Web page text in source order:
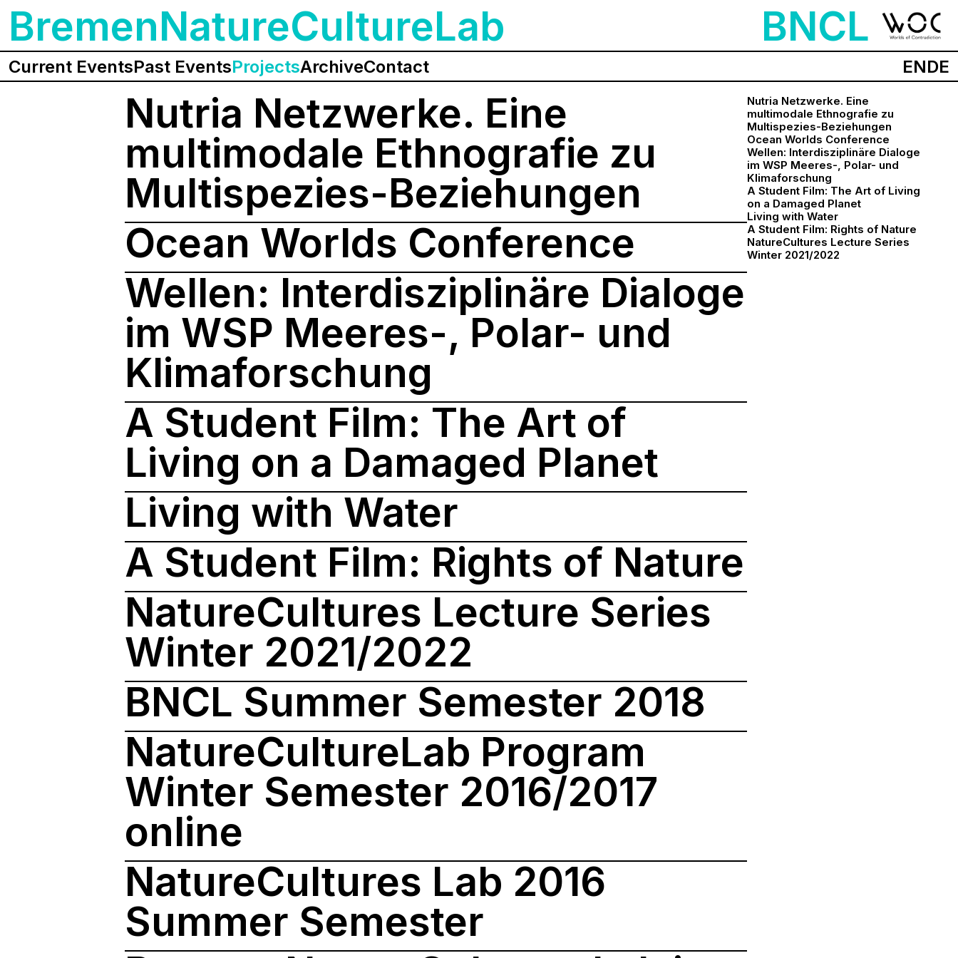
BremenNatureCultureLab BNCL
Current EventsPast EventsProjectsArchiveContact ENDE
Nutria Netzwerke. Eine
multimodale Ethnografie zu
Multispezies-Beziehungen
Ocean Worlds Conference
Wellen: Interdisziplinäre Dialoge
im WSP Meeres-, Polar- und
Klimaforschung
A Student Film: The Art of
Living on a Damaged Planet
Living with Water
A Student Film: Rights of Nature
NatureCultures Lecture Series
Winter 2021/2022
BNCL Summer Semester 2018
NatureCultureLab Program
Winter Semester 2016/2017
online
NatureCultures Lab 2016
Summer Semester
Nutria Netzwerke. Eine
multimodale Ethnografie zu
Multispezies-Beziehungen
Ocean Worlds Conference
Wellen: Interdisziplinäre Dialoge
im WSP Meeres-, Polar- und
Klimaforschung
A Student Film: The Art of Living
on a Damaged Planet
Living with Water
A Student Film: Rights of Nature
NatureCultures Lecture Series
Winter 2021/2022